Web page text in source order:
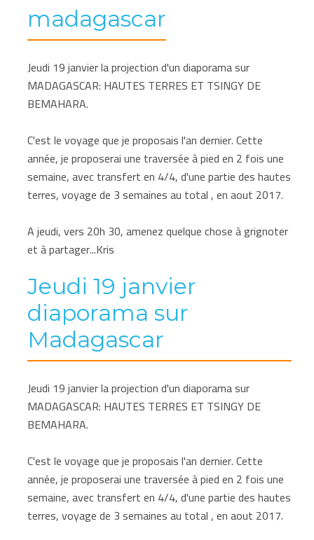
madagascar
Jeudi 19 janvier la projection d'un diaporama sur
MADAGASCAR: HAUTES TERRES ET TSINGY DE
BEMAHARA.
C'est le voyage que je proposais l'an dernier. Cette
année, je proposerai une traversée à pied en 2 fois une
semaine, avec transfert en 4/4, d'une partie des hautes
terres, voyage de 3 semaines au total , en aout 2017.
A jeudi, vers 20h 30, amenez quelque chose à grignoter
et à partager...Kris
Jeudi 19 janvier
diaporama sur
Madagascar
Jeudi 19 janvier la projection d'un diaporama sur
MADAGASCAR: HAUTES TERRES ET TSINGY DE
BEMAHARA.
C'est le voyage que je proposais l'an dernier. Cette
année, je proposerai une traversée à pied en 2 fois une
semaine, avec transfert en 4/4, d'une partie des hautes
terres, voyage de 3 semaines au total , en aout 2017.